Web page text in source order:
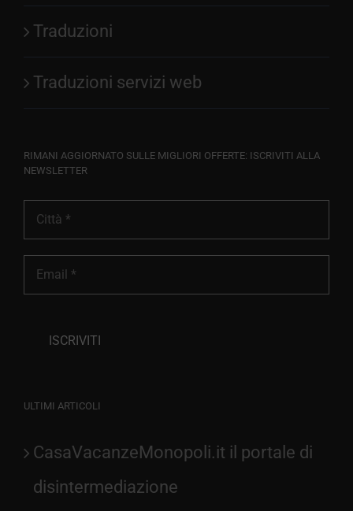
Traduzioni
Traduzioni servizi web
RIMANI AGGIORNATO SULLE MIGLIORI OFFERTE: ISCRIVITI ALLA
NEWSLETTER
ULTIMI ARTICOLI
CasaVacanzeMonopoli.it il portale di
disintermediazione